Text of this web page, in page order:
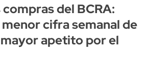
del BCRA:
cifra semanal de
apetito por el